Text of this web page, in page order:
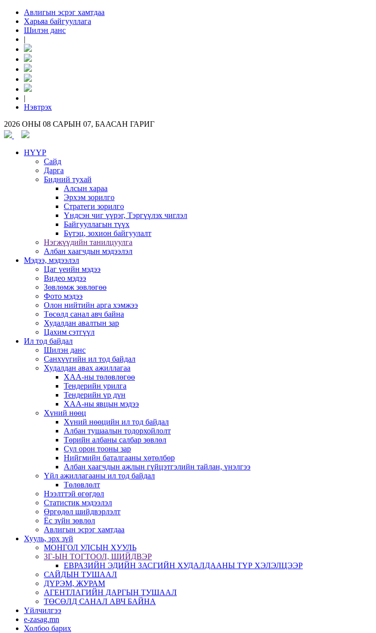
Авлигын эсрэг хамтдаа
Харьяа байгууллага
Шилэн данс
|
|
Нэвтрэх
2026 ОНЫ 08 САРЫН 07, БААСАН ГАРИГ
НҮҮР
Сайд
Дарга
Бидний тухай
Алсын хараа
Эрхэм зорилго
Стратеги зорилго
Үндсэн чиг үүрэг, Тэргүүлэх чиглэл
Байгууллагын түүх
Бүтэц, зохион байгуулалт
Нэгжүүдийн танилцуулга
Албан хаагчдын мэдээлэл
Мэдээ, мэдээлэл
Цаг үеийн мэдээ
Видео мэдээ
Зөвлөмж зөвлөгөө
Фото мэдээ
Олон нийтийн арга хэмжээ
Төсөлд санал авч байна
Худалдан авалтын зар
Цахим сэтгүүл
Ил тод байдал
Шилэн данс
Санхүүгийн ил тод байдал
Худалдан авах ажиллагаа
ХАА-ны төлөвлөгөө
Тендерийн урилга
Тендерийн үр дүн
ХАА-ны явцын мэдээ
Хүний нөөц
Хүний нөөцийн ил тод байдал
Албан тушаалын тодорхойлолт
Төрийн албаны салбар зөвлөл
Сул орон тооны зар
Нийгмийн баталгааны хөтөлбөр
Албан хаагчдын ажлын гүйцэтгэлийн тайлан, үнэлгээ
Үйл ажиллагааны ил тод байдал
Төлөвлөлт
Нээлттэй өгөгдөл
Статистик мэдээлэл
Өргөдөл шийдвэрлэлт
Ёс зүйн зөвлөл
Авлигын эсрэг хамтдаа
Хууль, эрх зүй
МОНГОЛ УЛСЫН ХУУЛЬ
ЗГ-ЫН ТОГТООЛ, ШИЙДВЭР
ЕВРАЗИЙН ЭДИЙН ЗАСГИЙН ХУДАЛДААНЫ ТҮР ХЭЛЭЛЦЭЭР
САЙДЫН ТУШААЛ
ДҮРЭМ, ЖУРАМ
АГЕНТЛАГИЙН ДАРГЫН ТУШААЛ
ТӨСӨЛД САНАЛ АВЧ БАЙНА
Үйлчилгээ
e-zasag.mn
Холбоо барих